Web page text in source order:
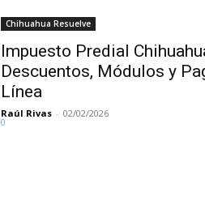
Chihuahua Resuelve
Impuesto Predial
Descuentos, Módulos y
Línea
Raúl Rivas - 02/02/2026
0